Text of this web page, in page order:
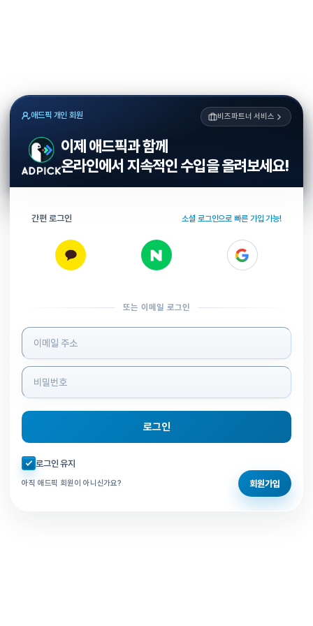
애드픽 개인 회원 비즈파트너 서비스
이제 애드픽과 함께
온라인에서 지속적인 수입을 올려보세요!
간편 로그인 소셜 로그인으로 빠른 가입 가능!
또는 이메일 로그인
로그인 정보 입력
로그인
자동로그인 체크
로그인 유지
아직 애드픽 회원이 아니신가요? 회원가입